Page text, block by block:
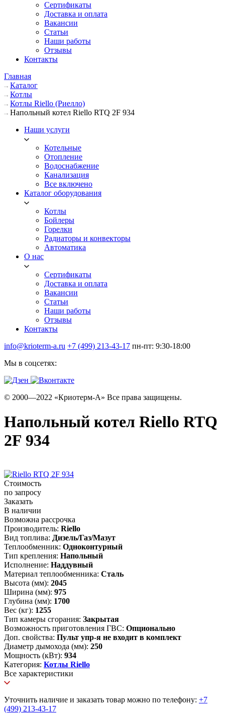
Сертификаты
Доставка и оплата
Вакансии
Статьи
Наши работы
Отзывы
Контакты
Главная
Каталог
Котлы
Котлы Riello (Риелло)
Напольный котел Riello RTQ 2F 934
Наши услуги
Котельные
Отопление
Водоснабжение
Канализация
Все включено
Каталог оборудования
Котлы
Бойлеры
Горелки
Радиаторы и конвекторы
Автоматика
О нас
Сертификаты
Доставка и оплата
Вакансии
Статьи
Наши работы
Отзывы
Контакты
info@krioterm-a.ru +7 (499) 213-43-17 пн-пт: 9:30-18:00
Мы в соцсетях:
© 2000—2022 «Криотерм-А» Все права защищены.
Напольный котел Riello RTQ
2F 934
Стоимость
по запросу
Заказать
В наличии
Возможна рассрочка
Производитель: Riello
Вид топлива: Дизель/Газ/Мазут
Теплообменник: Одноконтурный
Тип крепления: Напольный
Исполнение: Наддувный
Материал теплообменника: Сталь
Высота (мм): 2045
Ширина (мм): 975
Глубина (мм): 1700
Вес (кг): 1255
Тип камеры сгорания: Закрытая
Возможность приготовления ГВС: Опционально
Доп. свойства: Пульт упр-я не входит в комплект
Диаметр дымохода (мм): 250
Мощность (кВт): 934
Категория: Котлы Riello
Все характеристики
Уточнить наличие и заказать товар можно по телефону: +7
(499) 213-43-17